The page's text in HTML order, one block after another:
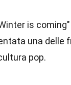
is
una delle
pop.